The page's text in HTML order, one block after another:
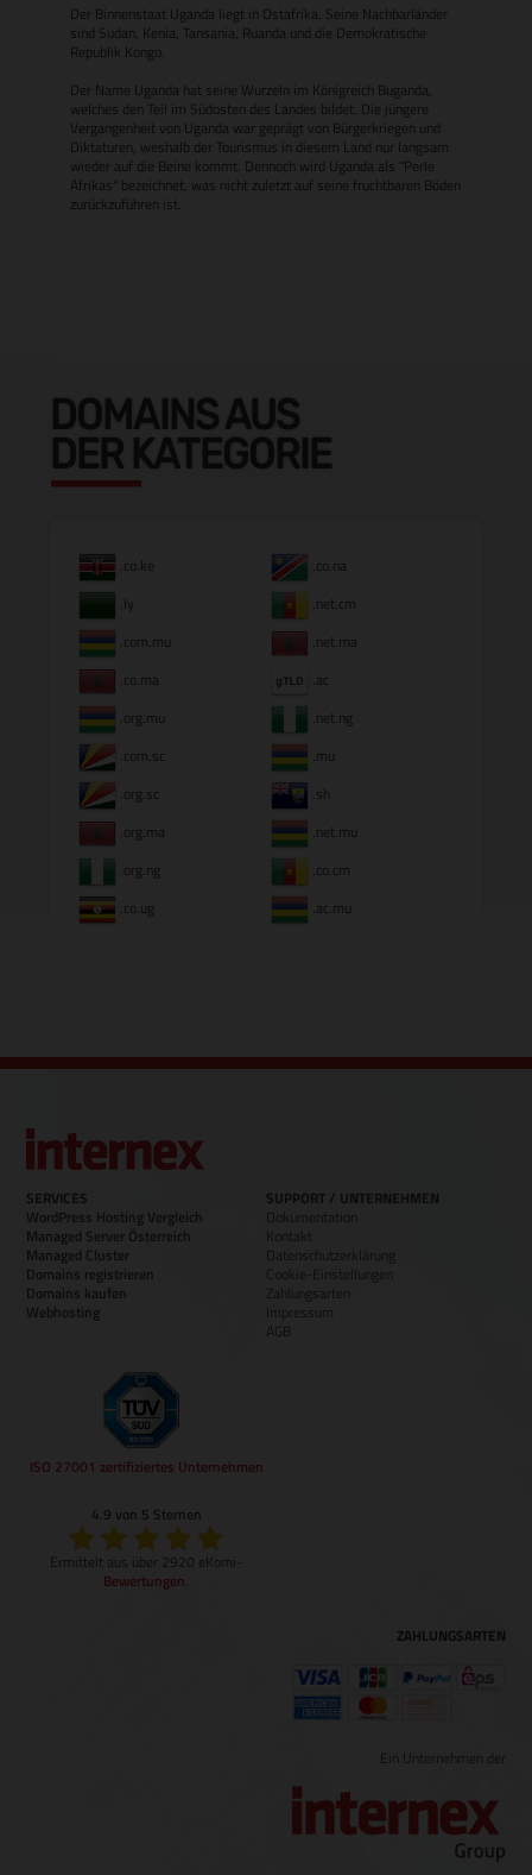
Der Binnenstaat Uganda liegt in Ostafrika. Seine Nachbarländer
sind Sudan, Kenia, Tansania, Ruanda und die Demokratische
Republik Kongo.
Der Name Uganda hat seine Wurzeln im Königreich Buganda,
welches den Teil im Südosten des Landes bildet. Die jüngere
Vergangenheit von Uganda war geprägt von Bürgerkriegen und
Diktaturen, weshalb der Tourismus in diesem Land nur langsam
wieder auf die Beine kommt. Dennoch wird Uganda als "Perle
Afrikas" bezeichnet, was nicht zuletzt auf seine fruchtbaren Böden
zurückzuführen ist.
DOMAINS AUS
DER KATEGORIE
.co.ke
.co.na
.ly
.net.cm
.com.mu
.net.ma
.co.ma
.ac
.org.mu
.net.ng
.com.sc
.mu
.org.sc
.sh
.org.ma
.net.mu
.org.ng
.co.cm
.co.ug
.ac.mu
SERVICES
WordPress Hosting Vergleich
Managed Server Österreich
Managed Cluster
Domains registrieren
Domains kaufen
Webhosting
SUPPORT / UNTERNEHMEN
Dokumentation
Kontakt
Datenschutzerklärung
Cookie-Einstellungen
Zahlungsarten
Impressum
AGB
ISO 27001 zertifiziertes Unternehmen
4.9 von 5 Sternen
Ermittelt aus über 2920 eKomi-
Bewertungen
ZAHLUNGSARTEN
Ein Unternehmen der